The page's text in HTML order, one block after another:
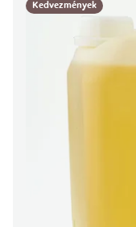
Kedvezmények